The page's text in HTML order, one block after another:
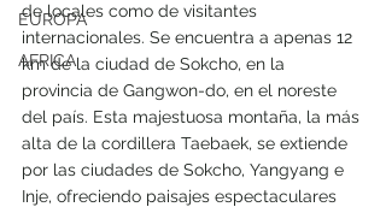
EUROPA
AFRICA
de locales como de visitantes
internacionales. Se encuentra a apenas 12
km de la ciudad de Sokcho, en la
provincia de Gangwon-do, en el noreste
del país. Esta majestuosa montaña, la más
alta de la cordillera Taebaek, se extiende
por las ciudades de Sokcho, Yangyang e
Inje, ofreciendo paisajes espectaculares